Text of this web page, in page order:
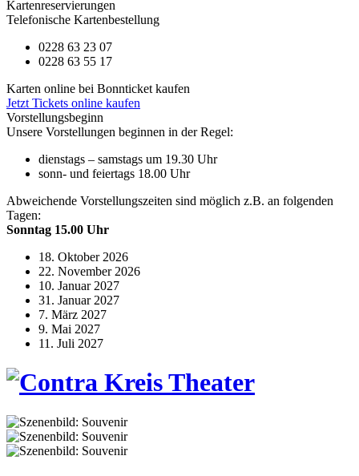
Kartenreservierungen
Telefonische Kartenbestellung
0228 63 23 07
0228 63 55 17
Karten online bei Bonnticket kaufen
Jetzt Tickets online kaufen
Vorstellungsbeginn
Unsere Vorstellungen beginnen in der Regel:
dienstags – samstags um 19.30 Uhr
sonn- und feiertags 18.00 Uhr
Abweichende Vorstellungszeiten sind möglich z.B. an folgenden
Tagen:
Sonntag 15.00 Uhr
18. Oktober 2026
22. November 2026
10. Januar 2027
31. Januar 2027
7. März 2027
9. Mai 2027
11. Juli 2027